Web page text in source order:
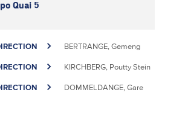
Quai 5
BERTRANGE, Gemeng
KIRCHBERG, Poutty Stein
DOMMELDANGE, Gare